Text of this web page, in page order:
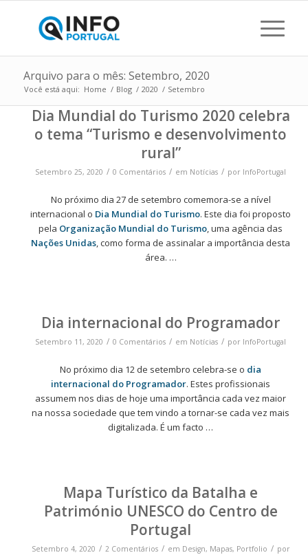
Arquivo para o mês: Setembro, 2020
Você está aqui: Home / Blog / 2020 / Setembro
Dia Mundial do Turismo 2020 celebra
o tema “Turismo e desenvolvimento
rural”
Setembro 25, 2020 / 0 Comentários / em Notícias / por InfoPortugal
No próximo dia 27 de setembro comemora-se a nível
internacional o Dia Mundial do Turismo. Este dia foi proposto
pela Organização Mundial do Turismo, uma agência das
Nações Unidas, como forma de assinalar a importância desta
área. …
Dia internacional do Programador
Setembro 11, 2020 / 0 Comentários / em Notícias / por InfoPortugal
No próximo dia 12 de setembro celebra-se o dia
internacional do Programador. Estes profissionais
assumem nos dias de hoje uma importância cada vez maior
na nossa sociedade que tem vindo a tornar-se cada vez mais
digitalizada. É um facto …
Mapa Turístico da Batalha e
Património UNESCO do Centro de
Portugal
Setembro 4, 2020 / 2 Comentários / em Design, Mapas, Portfolio / por